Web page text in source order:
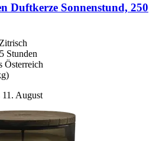
Duftkerze Sonnenstund, 250
Stunden
Österreich
August